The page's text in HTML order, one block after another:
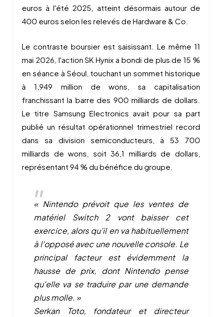
euros à l'été 2025, atteint désormais autour de
400 euros selon les relevés de Hardware & Co.
Le contraste boursier est saisissant. Le même 11
mai 2026, l'action SK Hynix a bondi de plus de 15 %
en séance à Séoul, touchant un sommet historique
à 1,949 million de wons, sa capitalisation
franchissant la barre des 900 milliards de dollars.
Le titre Samsung Electronics avait pour sa part
publié un résultat opérationnel trimestriel record
dans sa division semiconducteurs, à 53 700
milliards de wons, soit 36,1 milliards de dollars,
représentant 94 % du bénéfice du groupe.
« Nintendo prévoit que les ventes de
matériel Switch 2 vont baisser cet
exercice, alors qu'il en va habituellement
à l'opposé avec une nouvelle console. Le
principal facteur est évidemment la
hausse de prix, dont Nintendo pense
qu'elle va se traduire par une demande
plus molle. »
Serkan Toto, fondateur et directeur